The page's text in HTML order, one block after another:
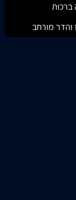
ברכות
והדר מורחב